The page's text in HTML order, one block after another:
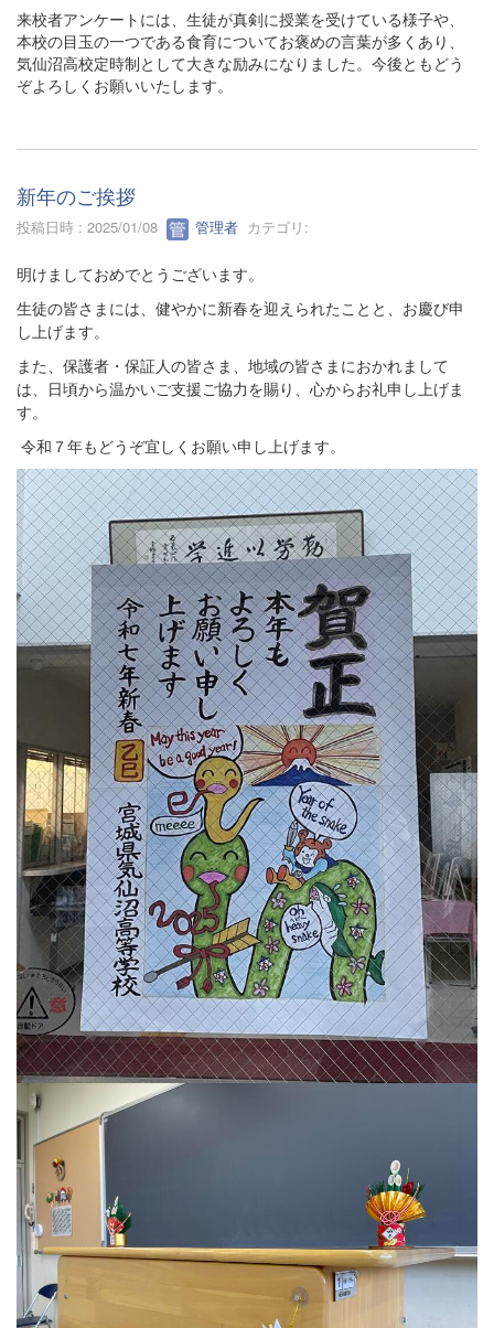
来校者アンケートには、生徒が真剣に授業を受けている様子や、
本校の目玉の一つである食育についてお褒めの言葉が多くあり、
気仙沼高校定時制として大きな励みになりました。今後ともどう
ぞよろしくお願いいたします。
新年のご挨拶
投稿日時 : 2025/01/08 管理者 カテゴリ:
明けましておめでとうございます。
生徒の皆さまには、健やかに新春を迎えられたことと、お慶び申
し上げます。
また、保護者・保証人の皆さま、地域の皆さまにおかれまして
は、日頃から温かいご支援ご協力を賜り、心からお礼申し上げま
す。
令和７年もどうぞ宜しくお願い申し上げます。